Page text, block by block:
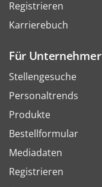
Registrieren
Karrierebuch
Für Unternehmer
Stellengesuche
Personaltrends
Produkte
Bestellformular
Mediadaten
Registrieren